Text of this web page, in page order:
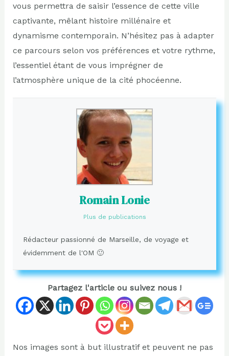
vous permettra de saisir l’essence de cette ville
captivante, mêlant histoire millénaire et
dynamisme contemporain. N’hésitez pas à adapter
ce parcours selon vos préférences et votre rythme,
l’essentiel étant de vous imprégner de
l’atmosphère unique de la cité phocéenne.
Romain Lonie
Plus de publications
Rédacteur passionné de Marseille, de voyage et
évidemment de l'OM 🙂
Partagez l'article ou suivez nous !
Nos images sont à but illustratif et peuvent ne pas